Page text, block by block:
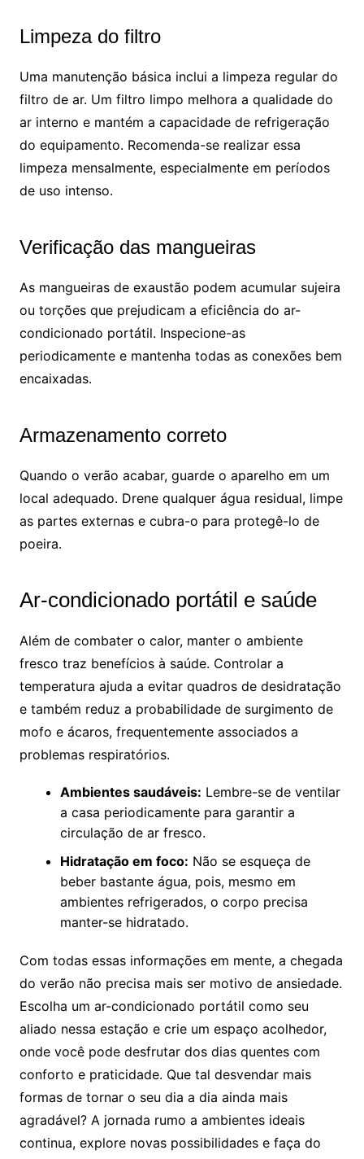
Limpeza do filtro
Uma manutenção básica inclui a limpeza regular do
filtro de ar. Um filtro limpo melhora a qualidade do
ar interno e mantém a capacidade de refrigeração
do equipamento. Recomenda-se realizar essa
limpeza mensalmente, especialmente em períodos
de uso intenso.
Verificação das mangueiras
As mangueiras de exaustão podem acumular sujeira
ou torções que prejudicam a eficiência do ar-
condicionado portátil. Inspecione-as
periodicamente e mantenha todas as conexões bem
encaixadas.
Armazenamento correto
Quando o verão acabar, guarde o aparelho em um
local adequado. Drene qualquer água residual, limpe
as partes externas e cubra-o para protegê-lo de
poeira.
Ar-condicionado portátil e saúde
Além de combater o calor, manter o ambiente
fresco traz benefícios à saúde. Controlar a
temperatura ajuda a evitar quadros de desidratação
e também reduz a probabilidade de surgimento de
mofo e ácaros, frequentemente associados a
problemas respiratórios.
Ambientes saudáveis: Lembre-se de ventilar
a casa periodicamente para garantir a
circulação de ar fresco.
Hidratação em foco: Não se esqueça de
beber bastante água, pois, mesmo em
ambientes refrigerados, o corpo precisa
manter-se hidratado.
Com todas essas informações em mente, a chegada
do verão não precisa mais ser motivo de ansiedade.
Escolha um ar-condicionado portátil como seu
aliado nessa estação e crie um espaço acolhedor,
onde você pode desfrutar dos dias quentes com
conforto e praticidade. Que tal desvendar mais
formas de tornar o seu dia a dia ainda mais
agradável? A jornada rumo a ambientes ideais
continua, explore novas possibilidades e faça do